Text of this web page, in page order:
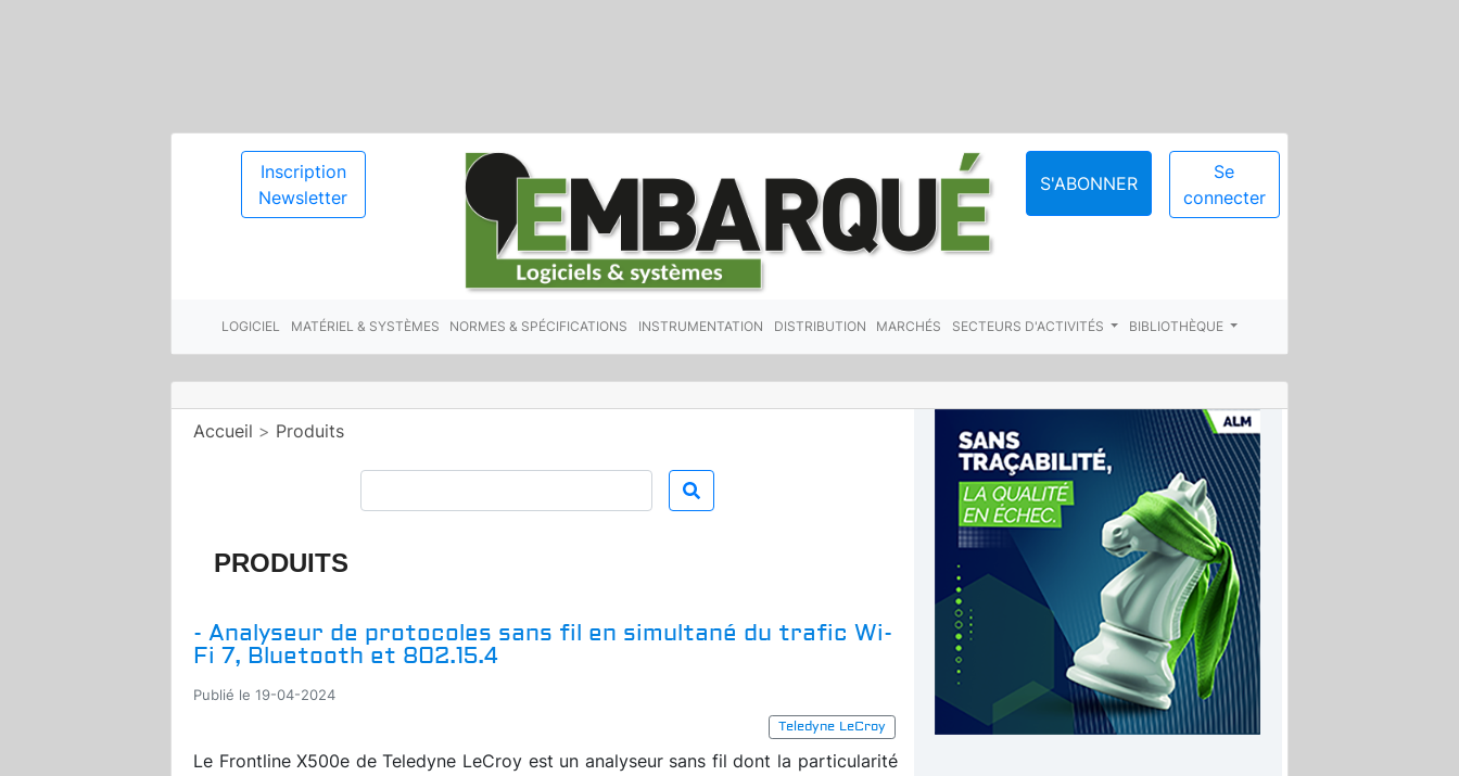
Inscription
Newsletter
S'ABONNER
Se
connecter
LOGICIEL MATÉRIEL & SYSTÈMES NORMES & SPÉCIFICATIONS INSTRUMENTATION DISTRIBUTION MARCHÉS SECTEURS D'ACTIVITÉS BIBLIOTHÈQUE
Accueil > Produits
PRODUITS
- Analyseur de protocoles sans fil en simultané du trafic Wi-
Fi 7, Bluetooth et 802.15.4
Publié le 19-04-2024
Teledyne LeCroy
Le Frontline X500e de Teledyne LeCroy est un analyseur sans fil dont la particularité